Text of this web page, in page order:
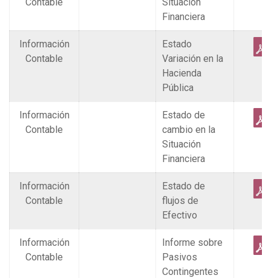
Financiera
Información
Contable
Estado
Variación en la
Hacienda
Pública
Información
Contable
Estado de
cambio en la
Situación
Financiera
Información
Contable
Estado de
flujos de
Efectivo
Información
Contable
Informe sobre
Pasivos
Contingentes